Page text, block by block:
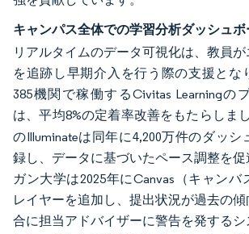
キャンパス全体での学習分析ダッシュ
リアルタイムのデータ可視化は、教員
を追跡し早期介入を行う際の支援とな
385機関で稼働するCivitas Learningの
は、平均8%の定着率改善をもたらしまし
のIlluminateは同年に4,200万件のダッ
録し、データに基づいたペース調整を
ガン大学は2025年にCanvas（キャン
レイヤーを追加し、提出状況が過去の
合に担当アドバイザーに警告を発するシ